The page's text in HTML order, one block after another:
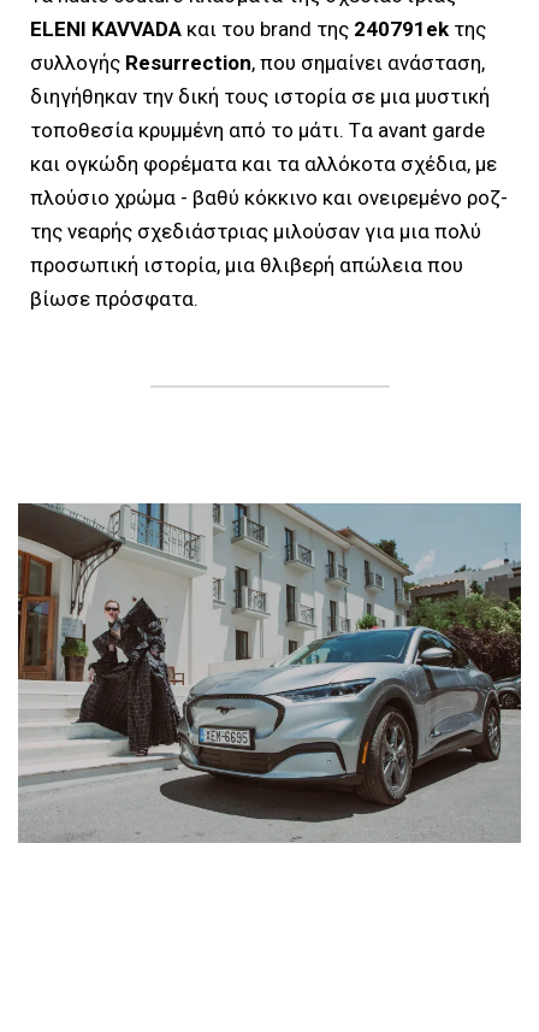
ΕLENI KAVVADA και του brand της 240791ek της
συλλογής Resurrection, που σημαίνει ανάσταση,
διηγήθηκαν την δική τους ιστορία σε μια μυστική
τοποθεσία κρυμμένη από το μάτι. Tα avant garde
και ογκώδη φορέματα και τα αλλόκοτα σχέδια, με
πλούσιο χρώμα - βαθύ κόκκινο και ονειρεμένο ροζ-
της νεαρής σχεδιάστριας μιλούσαν για μια πολύ
προσωπική ιστορία, μια θλιβερή απώλεια που
βίωσε πρόσφατα.